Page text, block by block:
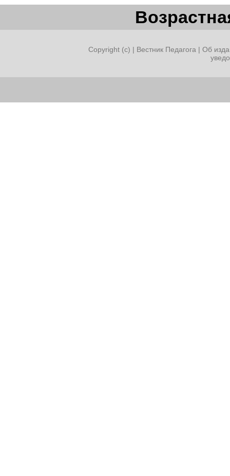
Copyright (c) | Вестник Педагога | Об